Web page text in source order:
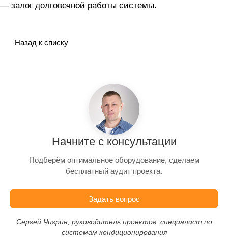
— залог долговечной работы системы.
Назад к списку
Начните с консультации
Подберём оптимальное оборудование, сделаем
бесплатный аудит проекта.
Задать вопрос
Сергей Чигрин, руководитель проектов, специалист по
системам кондиционирования